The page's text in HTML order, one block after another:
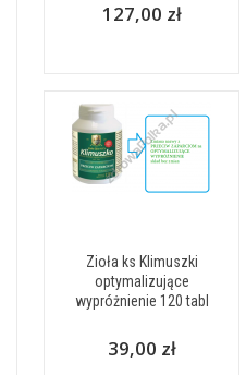
127,00 zł
Zioła ks Klimuszki
optymalizujące
wypróżnienie 120 tabl
39,00 zł